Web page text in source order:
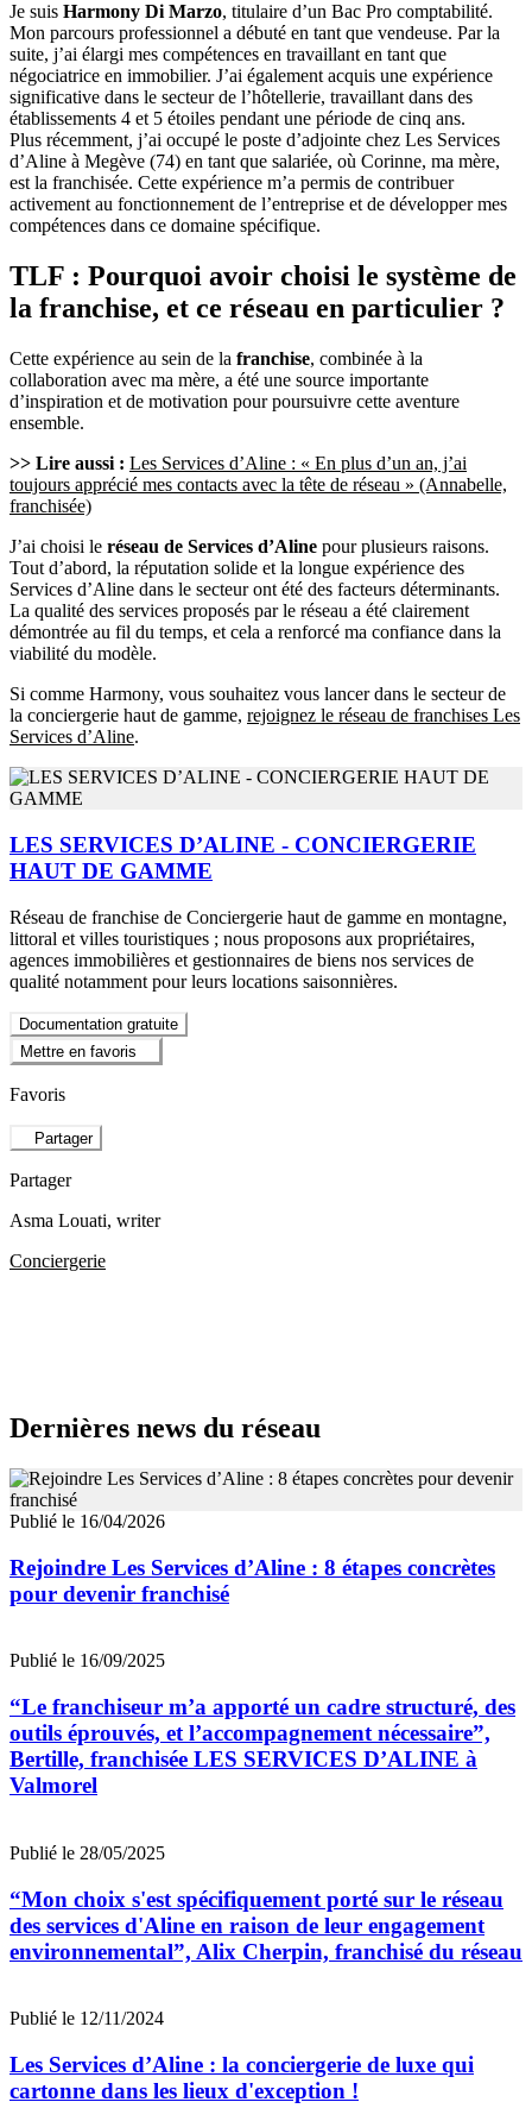
Je suis Harmony Di Marzo, titulaire d’un Bac Pro comptabilité.
Mon parcours professionnel a débuté en tant que vendeuse. Par la
suite, j’ai élargi mes compétences en travaillant en tant que
négociatrice en immobilier. J’ai également acquis une expérience
significative dans le secteur de l’hôtellerie, travaillant dans des
établissements 4 et 5 étoiles pendant une période de cinq ans.
Plus récemment, j’ai occupé le poste d’adjointe chez Les Services
d’Aline à Megève (74) en tant que salariée, où Corinne, ma mère,
est la franchisée. Cette expérience m’a permis de contribuer
activement au fonctionnement de l’entreprise et de développer mes
compétences dans ce domaine spécifique.
TLF : Pourquoi avoir choisi le système de
la franchise, et ce réseau en particulier ?
Cette expérience au sein de la franchise, combinée à la
collaboration avec ma mère, a été une source importante
d’inspiration et de motivation pour poursuivre cette aventure
ensemble.
>> Lire aussi : Les Services d’Aline : « En plus d’un an, j’ai
toujours apprécié mes contacts avec la tête de réseau » (Annabelle,
franchisée)
J’ai choisi le réseau de Services d’Aline pour plusieurs raisons.
Tout d’abord, la réputation solide et la longue expérience des
Services d’Aline dans le secteur ont été des facteurs déterminants.
La qualité des services proposés par le réseau a été clairement
démontrée au fil du temps, et cela a renforcé ma confiance dans la
viabilité du modèle.
Si comme Harmony, vous souhaitez vous lancer dans le secteur de
la conciergerie haut de gamme, rejoignez le réseau de franchises Les
Services d’Aline.
LES SERVICES D’ALINE - CONCIERGERIE
HAUT DE GAMME
Réseau de franchise de Conciergerie haut de gamme en montagne,
littoral et villes touristiques ; nous proposons aux propriétaires,
agences immobilières et gestionnaires de biens nos services de
qualité notamment pour leurs locations saisonnières.
Documentation gratuite
Mettre en favoris
Favoris
Partager
Partager
Asma Louati, writer
Conciergerie
Dernières news du réseau
Publié le 16/04/2026
Rejoindre Les Services d’Aline : 8 étapes concrètes
pour devenir franchisé
Publié le 16/09/2025
“Le franchiseur m’a apporté un cadre structuré, des
outils éprouvés, et l’accompagnement nécessaire”,
Bertille, franchisée LES SERVICES D’ALINE à
Valmorel
Publié le 28/05/2025
“Mon choix s'est spécifiquement porté sur le réseau
des services d'Aline en raison de leur engagement
environnemental”, Alix Cherpin, franchisé du réseau
Publié le 12/11/2024
Les Services d’Aline : la conciergerie de luxe qui
cartonne dans les lieux d'exception !